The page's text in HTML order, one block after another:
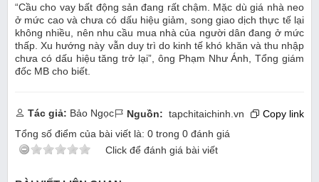
“Cầu cho vay bất động sản đang rất chậm. Mặc dù giá nhà neo
ở mức cao và chưa có dấu hiệu giảm, song giao dịch thực tế lại
không nhiều, nên nhu cầu mua nhà của người dân đang ở mức
thấp. Xu hướng này vẫn duy trì do kinh tế khó khăn và thu nhập
chưa có dấu hiệu tăng trở lại”, ông Phạm Như Ánh, Tổng giám
đốc MB cho biết.
Tác giả: Bảo Ngọc Nguồn: tapchitaichinh.vn
Copy link
Tổng số điểm của bài viết là: 0 trong 0 đánh giá
Click để đánh giá bài viết